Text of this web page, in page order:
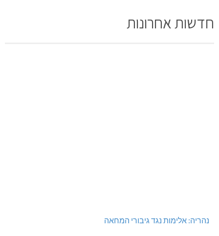
חדשות אחרונות
נהריה: אלימות נגד גיבורי המחאה